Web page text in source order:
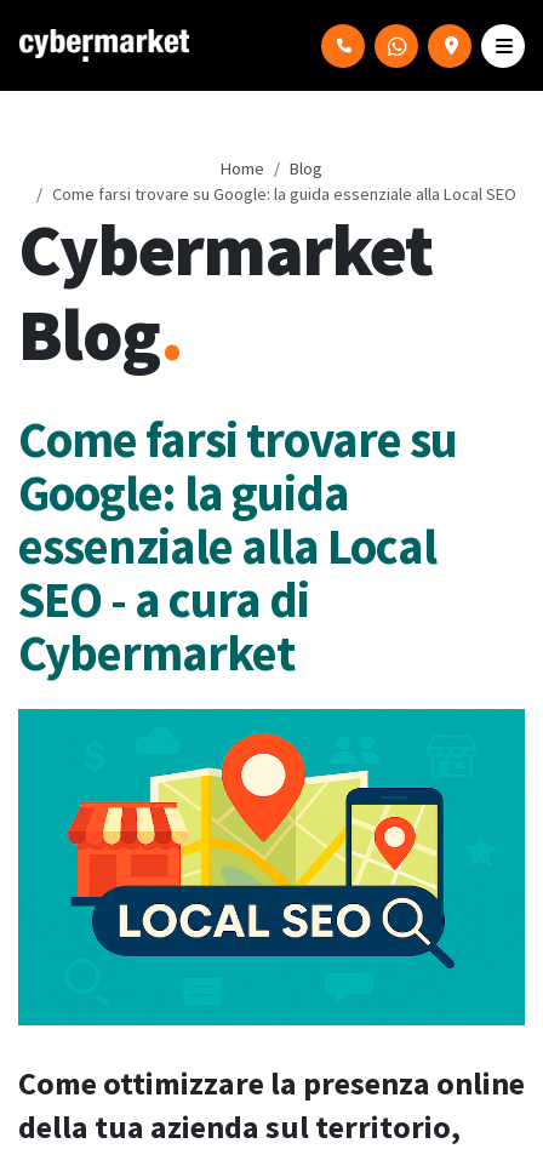
Home
Blog
Come farsi trovare su Google: la guida essenziale alla Local SEO
Cybermarket
Blog.
Come farsi trovare su
Google: la guida
essenziale alla Local
SEO - a cura di
Cybermarket
Come ottimizzare la presenza online
della tua azienda sul territorio,